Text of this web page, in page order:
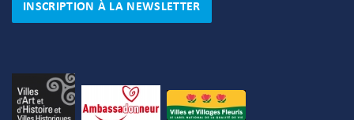
INSCRIPTION À LA NEWSLETTER